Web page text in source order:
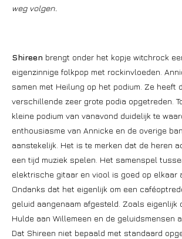
weg volgen.
Shireen brengt onder het kopje witchrock
eigenzinnige folkpop met rockinvloeden.
samen met Heilung op het podium. Ze heeft
verschillende zeer grote podia opgetreden.
kleine podium van vanavond duidelijk te
enthousiasme van Annicke en de overige
aanstekelijk. Het is te merken dat de heren
een tijd muziek spelen. Het samenspel
elektrische gitaar en viool is goed op elkaar
Ondanks dat het eigenlijk om een
geluid aangenaam afgesteld. Zoals eigenlijk
Hulde aan Willemeen en de geluidsmensen
Dat Shireen niet bepaald met standaard